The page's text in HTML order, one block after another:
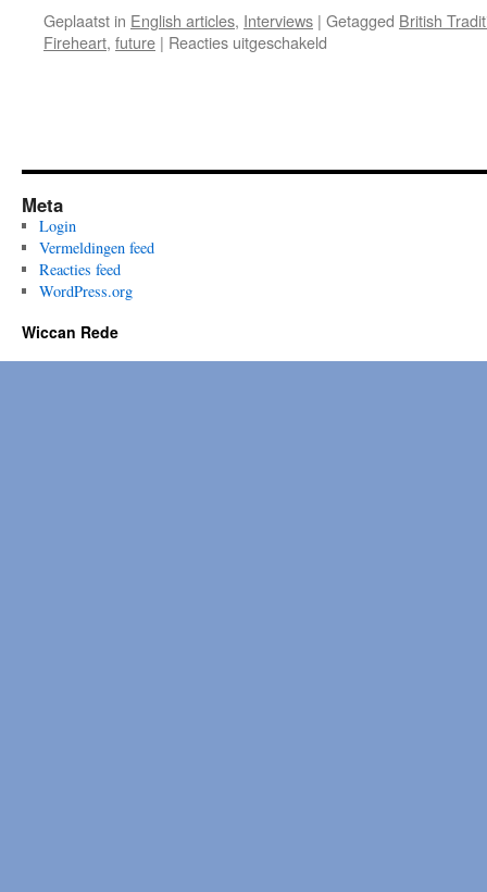
Geplaatst in English articles, Interviews | Getagged British
Fireheart, future | Reacties uitgeschakeld
Two
Meta
Login
Vermeldingen feed
Reacties feed
WordPress.org
Wiccan Rede